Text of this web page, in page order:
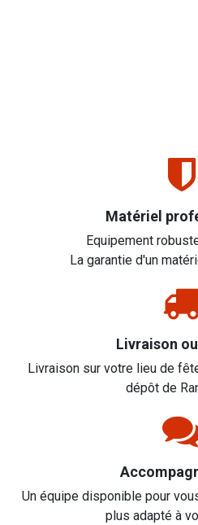
Matériel
Equipement
La garantie d'un
Livraison
Livraison sur votre lieu de
dépôt de
Un équipe disponible pour
plus adapté à